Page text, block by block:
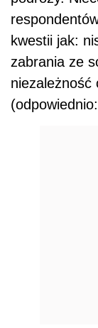
kwestii jak:
zabrania ze
niezależność